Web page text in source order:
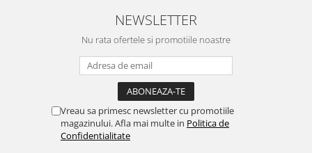
NEWSLETTER
Nu rata ofertele si promotiile noastre
Vreau sa primesc newsletter cu promotiile
magazinului. Afla mai multe in Politica de
Confidentialitate